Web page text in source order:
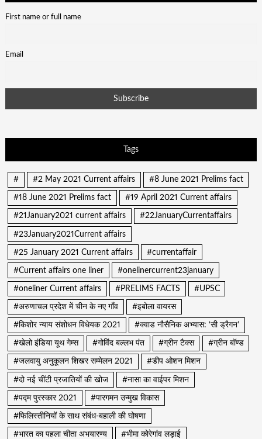
First name or full name
Email
Tags
# #2 May 2021 Current affairs #8 June 2021 Prelims fact
#18 June 2021 Prelims fact #19 April 2021 Current affairs
#21January2021 current affairs #22JanuaryCurrentaffairs
#23January2021Current affairs
#25 January 2021 Current affairs #currentaffair
#Current affairs one liner #onelinercurrent23january
#oneliner Current affairs #PRELIMS FACTS #UPSC
#अरुणाचल प्रदेश में चीन के नए गाँव #इबोला वायरस
#किशोर न्याय संशोधन विधेयक 2021 #क्वाड नौसैनिक अभ्यास: ‘सी ड्रैगन’
#खेलो इंडिया यूथ गेम्स #गोविंद बल्लभ पंत #ग्रीन टैक्स #ग्रीन बॉण्ड
#जलवायु अनुकूलन शिखर सम्मेलन 2021 #डीप ओशन मिशन
#दो नई चींटी प्रजातियों की खोज #नासा का वाईपर मिशन
#पद्म पुरस्कार 2021 #पारगमन उन्मुख विकास
#फिलिस्तीनियों के साथ संबंध-बहाली की घोषणा
#भारत का पहला चीता अभयारण्य #भीमा कोरेगांव लड़ाई